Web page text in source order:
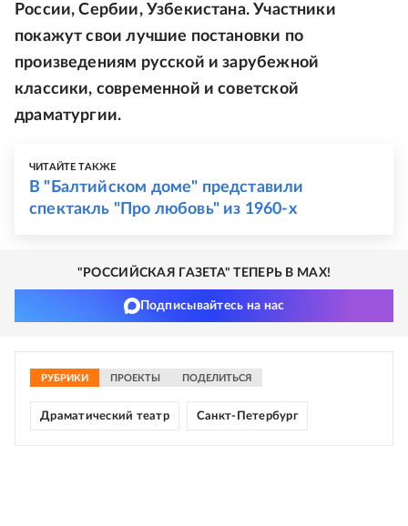
России, Сербии, Узбекистана. Участники
покажут свои лучшие постановки по
произведениям русской и зарубежной
классики, современной и советской
драматургии.
ЧИТАЙТЕ ТАКЖЕ
В "Балтийском доме" представили
спектакль "Про любовь" из 1960-х
"РОССИЙСКАЯ ГАЗЕТА" ТЕПЕРЬ В MAX!
Подписывайтесь на нас
РУБРИКИ ПРОЕКТЫ ПОДЕЛИТЬСЯ
Драматический театр Санкт-Петербург